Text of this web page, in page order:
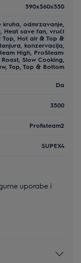
590x560x550
kruha, odmrzavanje,
Heat save fan, vrući
Hot air & Top &
konzervacija,
High, ProSteam:
Slow Cooking,
Top, Top & Bottom
Da
3500
Profisteam2
SUPEX4
uporabe i